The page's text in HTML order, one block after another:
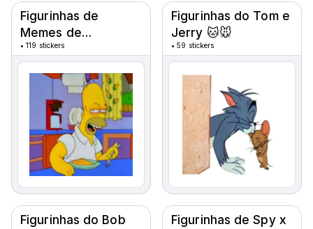
Figurinhas de
Memes de
Desenhos Animados
😂
•119 stickers
Figurinhas do Tom e
Jerry 🐱🐭
•59 stickers
Figurinhas do Bob
Figurinhas de Spy x